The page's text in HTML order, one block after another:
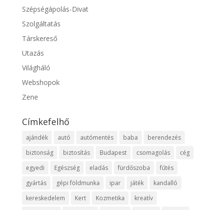
Szépségápolás-Divat
Szolgáltatás
Társkereső
Utazás
Világháló
Webshopok
Zene
Címkefelhő
ajándék autó autómentés baba
berendezés
biztonság
biztosítás Budapest csomagolás
cég
egyedi
Egészség eladás fürdőszoba
fűtés
gyártás
gépi földmunka ipar játék
kandalló
kereskedelem
Kert Kozmetika
kreatív